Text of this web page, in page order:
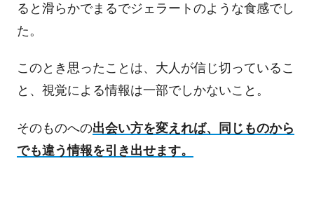
ると滑らかでまるでジェラートのような食感でし
た。
このとき思ったことは、大人が信じ切っているこ
と、視覚による情報は一部でしかないこと。
そのものへの出会い方を変えれば、同じものから
でも違う情報を引き出せます。